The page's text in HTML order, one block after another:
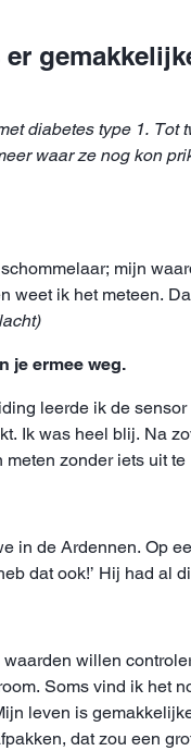
diabetes type 1.
waar ze nog kon
mijn
weet ik het meteen.
je ermee weg.
leerde ik de
Ik was heel blij. Na
zonder iets uit te
in de Ardennen. Op
dat ook!’ Hij had
willen
Soms vind ik het
leven is
dat zou een